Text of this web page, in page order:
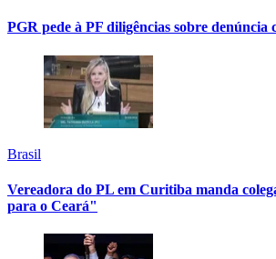
PGR pede à PF diligências sobre denúncia
Brasil
Vereadora do PL em Curitiba manda
para o Ceará"